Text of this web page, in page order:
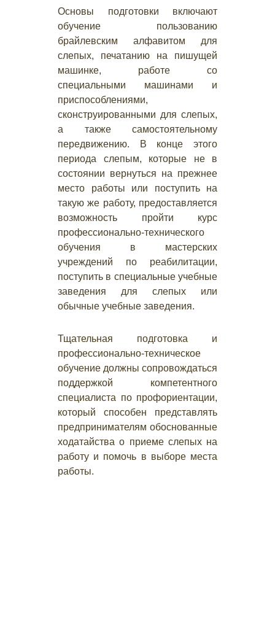
Основы подготовки включают
обучение пользованию
брайлевским алфавитом для
слепых, печатанию на пишущей
машинке, работе со
специальными машинами и
приспособлениями,
сконструированными для слепых,
а также самостоятельному
передвижению. В конце этого
периода слепым, которые не в
состоянии вернуться на прежнее
место работы или поступить на
такую же работу, предоставляется
возможность пройти курс
профессионально-технического
обучения в мастерских
учреждений по реабилитации,
поступить в специальные учебные
заведения для слепых или
обычные учебные заведения.
Тщательная подготовка и
профессионально-техническое
обучение должны сопровождаться
поддержкой компетентного
специалиста по профориентации,
который способен представлять
предпринимателям обоснованные
ходатайства о приеме слепых на
работу и помочь в выборе места
работы.